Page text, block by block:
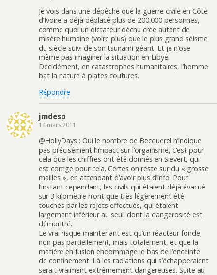
Je vois dans une dépêche que la guerre civile en Côte
d’Ivoire a déjà déplacé plus de 200.000 personnes,
comme quoi un dictateur déchu crée autant de
misère humaine (voire plus) que le plus grand séisme
du siècle suivi de son tsunami géant. Et je n’ose
même pas imaginer la situation en Libye.
Décidément, en catastrophes humanitaires, l’homme
bat la nature à plates coutures.
Répondre
jmdesp
14 mars 2011
@HollyDays : Oui le nombre de Becquerel n’indique
pas précisément l’impact sur l’organisme, c’est pour
cela que les chiffres ont été donnés en Sievert, qui
est corrige pour cela. Certes on reste sur du « grosse
mailles », en attendant d’avoir plus d’info. Pour
l’instant cependant, les civils qui étaient déjà évacué
sur 3 kilomètre n’ont que très légèrement été
touchés par les rejets effectués, qui étaient
largement inférieur au seuil dont la dangerosité est
démontré.
Le vrai risque maintenant est qu’un réacteur fonde,
non pas partiellement, mais totalement, et que la
matière en fusion endommage le bas de l’enceinte
de confinement. Là les radiations qui s’échapperaient
serait vraiment extrêmement dangereuses. Suite au